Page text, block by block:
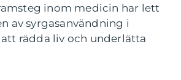
inom medicin har lett
av syrgasanvändning i
rädda liv och underlätta